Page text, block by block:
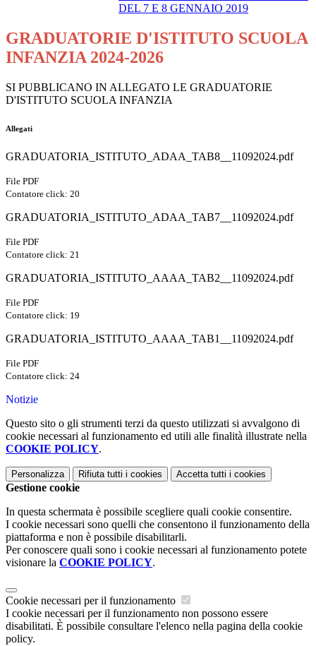
DEL 7 E 8 GENNAIO 2019
GRADUATORIE D'ISTITUTO SCUOLA
INFANZIA 2024-2026
SI PUBBLICANO IN ALLEGATO LE GRADUATORIE
D'ISTITUTO SCUOLA INFANZIA
Allegati
GRADUATORIA_ISTITUTO_ADAA_TAB8__11092024.pdf
File PDF
Contatore click: 20
GRADUATORIA_ISTITUTO_ADAA_TAB7__11092024.pdf
File PDF
Contatore click: 21
GRADUATORIA_ISTITUTO_AAAA_TAB2__11092024.pdf
File PDF
Contatore click: 19
GRADUATORIA_ISTITUTO_AAAA_TAB1__11092024.pdf
File PDF
Contatore click: 24
Notizie
Questo sito o gli strumenti terzi da questo utilizzati si avvalgono di
cookie necessari al funzionamento ed utili alle finalità illustrate nella
COOKIE POLICY.
Personalizza Rifiuta tutti i cookies Accetta tutti i cookies
Gestione cookie
In questa schermata è possibile scegliere quali cookie consentire.
I cookie necessari sono quelli che consentono il funzionamento della
piattaforma e non è possibile disabilitarli.
Per conoscere quali sono i cookie necessari al funzionamento potete
visionare la COOKIE POLICY.
Cookie necessari per il funzionamento
I cookie necessari per il funzionamento non possono essere
disabilitati. È possibile consultare l'elenco nella pagina della cookie
policy.